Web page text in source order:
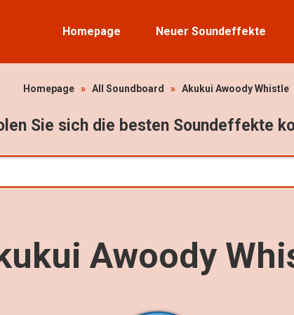
Homepage Neuer Soundeffekte
Homepage » All Soundboard » Akukui Awoody Whistle
Sie sich die besten Soundeffekte
Awoody